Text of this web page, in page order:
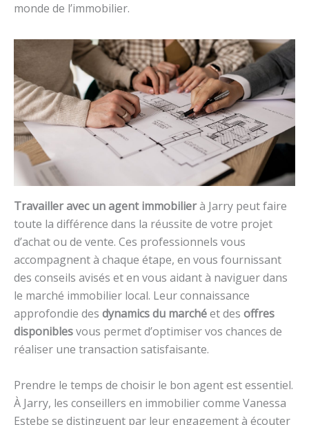
monde de l’immobilier.
Travailler avec un agent immobilierà Jarry peut faire
toute la différence dans la réussite de votre projet
d’achat ou de vente. Ces professionnels vous
accompagnent à chaque étape, en vous fournissant
des conseils avisés et en vous aidant à naviguer dans
le marché immobilier local. Leur connaissance
approfondie des dynamics du marchéet des offres
disponiblesvous permet d’optimiser vos chances de
réaliser une transaction satisfaisante.
Prendre le temps de choisir le bon agent est essentiel.
À Jarry, les conseillers en immobilier comme Vanessa
Estebe se distinguent par leur engagement à écouter